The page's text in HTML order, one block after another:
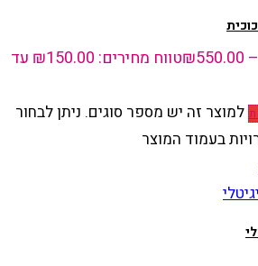
–
₪550.00
טווח מחירים: ⁦₪150.00⁩ עד
למוצר זה יש מספר סוגים. ניתן לבחור
בעמוד המוצר